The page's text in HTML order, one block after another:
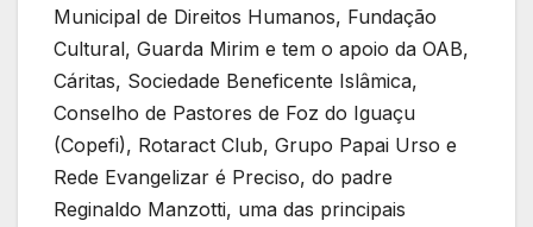
Municipal de Direitos Humanos, Fundação
Cultural, Guarda Mirim e tem o apoio da OAB,
Cáritas, Sociedade Beneficente Islâmica,
Conselho de Pastores de Foz do Iguaçu
(Copefi), Rotaract Club, Grupo Papai Urso e
Rede Evangelizar é Preciso, do padre
Reginaldo Manzotti, uma das principais